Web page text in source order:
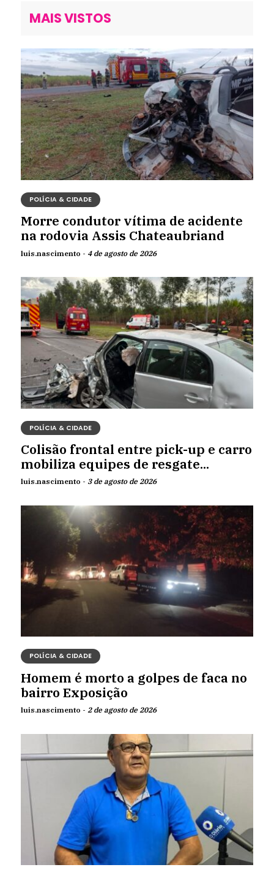
MAIS VISTOS
POLÍCIA & CIDADE
Morre condutor vítima de acidente
na rodovia Assis Chateaubriand
luis.nascimento - 4 de agosto de 2026
POLÍCIA & CIDADE
Colisão frontal entre pick-up e carro
mobiliza equipes de resgate...
luis.nascimento - 3 de agosto de 2026
POLÍCIA & CIDADE
Homem é morto a golpes de faca no
bairro Exposição
luis.nascimento - 2 de agosto de 2026